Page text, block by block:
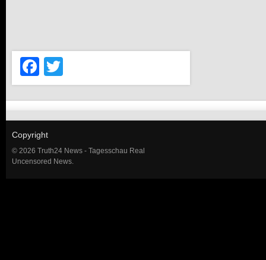
Facebook
Copyright
© 2026 Truth24 News - Tagesschau Real
Uncensored News.